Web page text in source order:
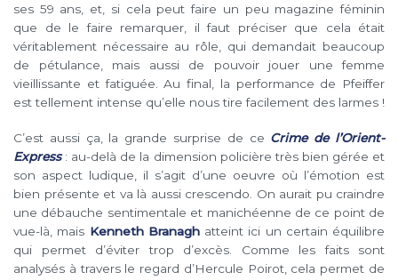
ses 59 ans, et, si cela peut faire un peu magazine féminin
que de le faire remarquer, il faut préciser que cela était
véritablement nécessaire au rôle, qui demandait beaucoup
de pétulance, mais aussi de pouvoir jouer une femme
vieillissante et fatiguée. Au final, la performance de Pfeiffer
est tellement intense qu’elle nous tire facilement des larmes !
C’est aussi ça, la grande surprise de ce Crime de l’Orient-
Express: au-delà de la dimension policière très bien gérée et
son aspect ludique, il s’agit d’une oeuvre où l’émotion est
bien présente et va là aussi crescendo. On aurait pu craindre
une débauche sentimentale et manichéenne de ce point de
vue-là, mais Kenneth Branaghatteint ici un certain équilibre
qui permet d’éviter trop d’excès. Comme les faits sont
analysés à travers le regard d’Hercule Poirot, cela permet de